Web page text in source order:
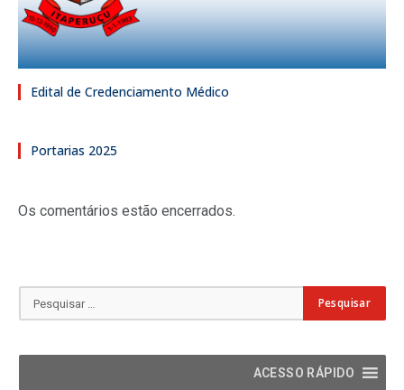
Edital de Credenciamento Médico
Portarias 2025
Os comentários estão encerrados.
ACESSO RÁPIDO